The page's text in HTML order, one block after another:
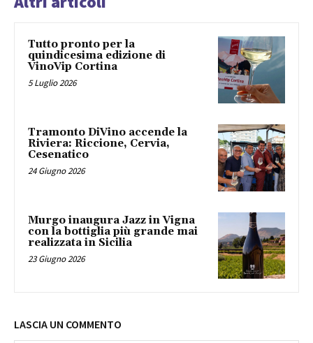
Tutto pronto per la
quindicesima edizione di
VinoVip Cortina
5 Luglio 2026
Tramonto DiVino accende la
Riviera: Riccione, Cervia,
Cesenatico
24 Giugno 2026
Murgo inaugura Jazz in Vigna
con la bottiglia più grande mai
realizzata in Sicilia
23 Giugno 2026
LASCIA UN COMMENTO